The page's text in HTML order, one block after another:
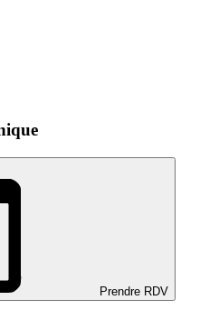
Prendre RDV